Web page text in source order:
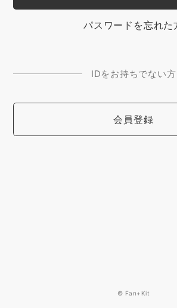
パスワードを忘れた
IDをお持ちでない方
会員登録
© Fan+Kit